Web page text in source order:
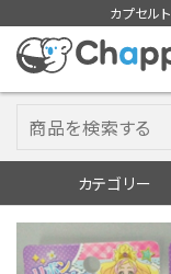
カプセル
カテゴリー
ログイン